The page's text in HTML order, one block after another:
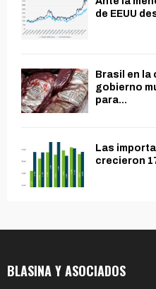
de EEUU
Brasil en la
gobierno
para...
Las
crecieron
BLASINA Y ASOCIADOS